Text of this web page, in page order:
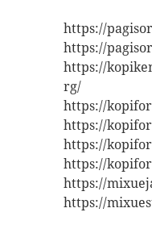
https://
https://
https://
rg/
https://
https://
https://
https://
https://
https://